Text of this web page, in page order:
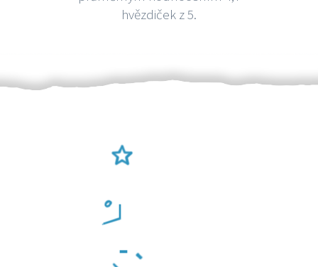
hvězdiček z 5.